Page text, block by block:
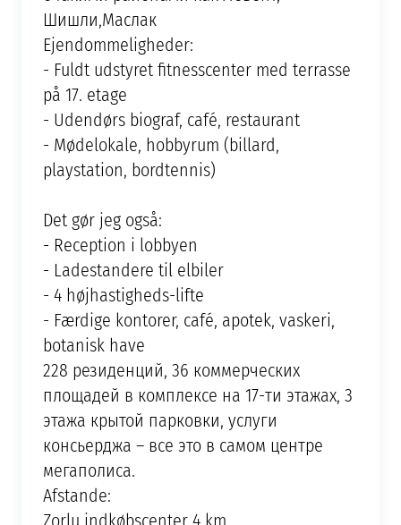
Шишли,Маслак
Ejendommeligheder:
- Fuldt udstyret fitnesscenter med terrasse
på 17. etage
- Udendørs biograf, café, restaurant
- Mødelokale, hobbyrum (billard,
playstation, bordtennis)
Det gør jeg også:
- Reception i lobbyen
- Ladestandere til elbiler
- 4 højhastigheds-lifte
- Færdige kontorer, café, apotek, vaskeri,
botanisk have
228 резиденций, 36 коммерческих
площадей в комплексе на 17-ти этажах, 3
этажа крытой парковки, услуги
консьерджа – вcе это в самом центре
мегаполиса.
Afstande: